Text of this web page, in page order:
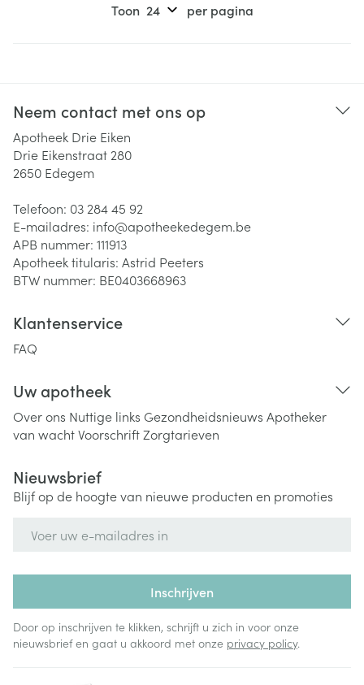
Toon per pagina
Neem contact met ons op
Apotheek Drie Eiken
Drie Eikenstraat 280
2650 Edegem
Telefoon: 03 284 45 92
E-mailadres: info@apotheekedegem.be
APB nummer: 111913
Apotheek titularis: Astrid Peeters
BTW nummer: BE0403668963
Klantenservice
FAQ
Uw apotheek
Over ons Nuttige links Gezondheidsnieuws Apotheker
van wachtVoorschriftZorgtarieven
Nieuwsbrief
Blijf op de hoogte van nieuwe producten en promoties
Inschrijven
Door op inschrijven te klikken, schrijft u zich in voor onze
nieuwsbrief en gaat u akkoord met onze privacy policy.